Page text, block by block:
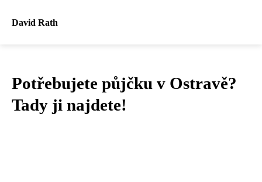
David Rath
Potřebujete půjčku v Ostravě?
Tady ji najdete!